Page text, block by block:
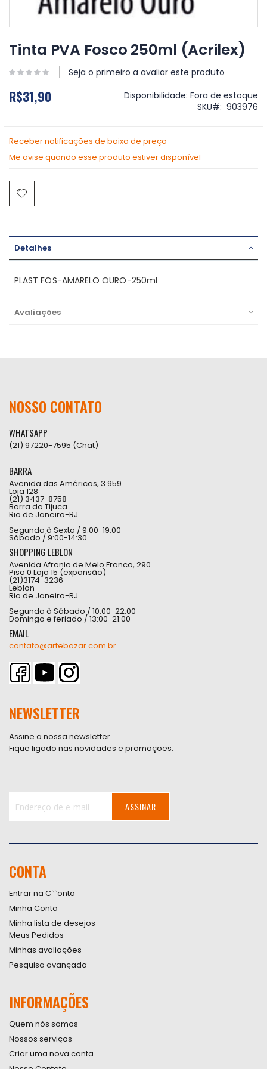
para
o
da
de
Tinta PVA Fosco 250ml (Acrilex)
Seja o primeiro a avaliar este produto
R$31,90 Disponibilidade: Fora de estoque
SKU
903976
Receber notificações de baixa de preço
Me avise quando esse produto estiver disponível
Detalhes
PLAST FOS-AMARELO OURO-250ml
Avaliações
NOSSO CONTATO
WHATSAPP
(21) 97220-7595 (Chat)
BARRA
Avenida das Américas, 3.959
Loja 128
(21) 3437-8758
Barra da Tijuca
Rio de Janeiro-RJ
Segunda à Sexta / 9:00-19:00
Sábado / 9:00-14:30
SHOPPING LEBLON
Avenida Afranio de Melo Franco, 290
Piso 0 Loja 15 (expansão)
(21)3174-3236
Leblon
Rio de Janeiro-RJ
Segunda à Sábado / 10:00-22:00
Domingo e feriado / 13:00-21:00
EMAIL
contato@artebazar.com.br
NEWSLETTER
Assine a nossa newsletter
Fique ligado nas novidades e promoções.
Newsletter:
ASSINAR
CONTA
Entrar na C``onta
Minha Conta
Minha lista de desejos
Meus Pedidos
Minhas avaliações
Pesquisa avançada
INFORMAÇÕES
Quem nós somos
Nossos serviços
Criar uma nova conta